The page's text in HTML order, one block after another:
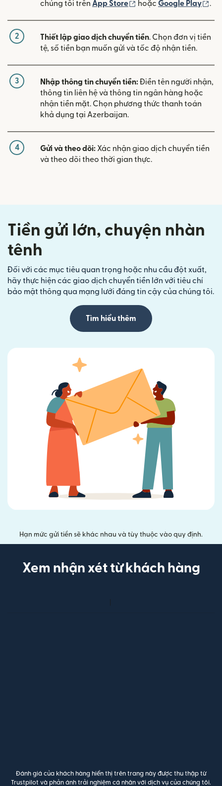
chúng tôi trên App Store (mở trong cửa sổ mới)
hoặc Google Play .
2 Thiết lập giao dịch chuyển tiền. Chọn đơn vị tiền
tệ, số tiền bạn muốn gửi và tốc độ nhận tiền.
3 Nhập thông tin chuyển tiền:Điền tên người nhận,
thông tin liên hệ và thông tin ngân hàng hoặc
nhận tiền mặt. Chọn phương thức thanh toán
khả dụng tại Azerbaijan.
4 Gửi và theo dõi: Xác nhận giao dịch chuyển tiền
và theo dõi theo thời gian thực.
Tiền gửi lớn, chuyện nhàn
tênh
Đối với các mục tiêu quan trọng hoặc nhu cầu đột xuất,
hãy thực hiện các giao dịch chuyển tiền lớn với tiêu chí
bảo mật thông qua mạng lưới đáng tin cậy của chúng tôi.
Tìm hiểu thêm
Hạn mức gửi tiền sẽ khác nhau và tùy thuộc vào quy định.
Xem nhận xét từ khách hàng
Đánh giá của khách hàng hiển thị trên trang này được thu thập từ
Trustpilot và phản ánh trải nghiệm cá nhân với dịch vụ của chúng tôi.